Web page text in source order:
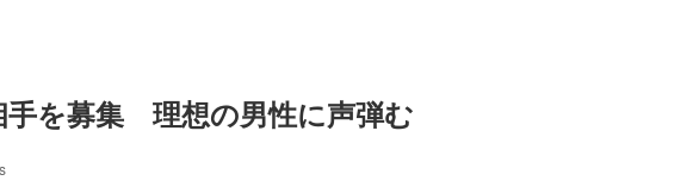
を募集　理想の男性に声弾む